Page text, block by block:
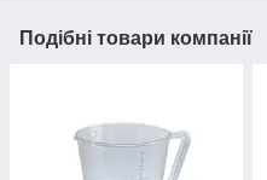
Подібні товари компанії